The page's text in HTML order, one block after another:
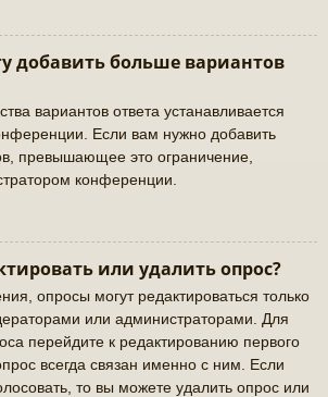
добавить больше вариантов
вариантов ответа устанавливается
Если вам нужно добавить
превышающее это ограничение,
конференции.
или удалить опрос?
опросы могут редактироваться только
или администраторами. Для
перейдите к редактированию первого
всегда связан именно с ним. Если
то вы можете удалить опрос или